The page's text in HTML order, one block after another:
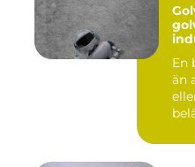
En
än